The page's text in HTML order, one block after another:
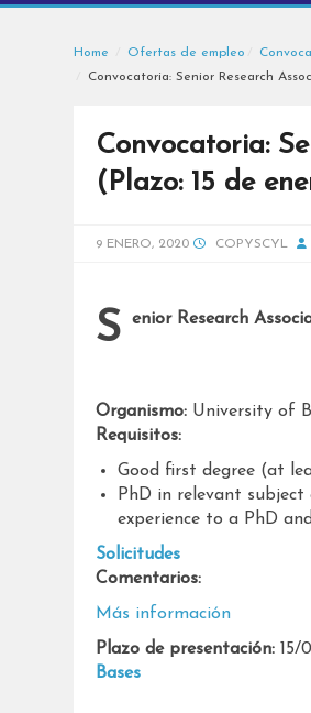
Home Ofertas de empleo
Convocatoria: Senior Research
Convocatoria:
(Plazo: 15 de
9 ENERO, 2020 COPYSCYL
Senior Research
Organismo: University of
Requisitos:
Good first degree (at
PhD in relevant
experience to a PhD
Solicitudes
Comentarios:
Más información
Plazo de presentación: 15/
Bases